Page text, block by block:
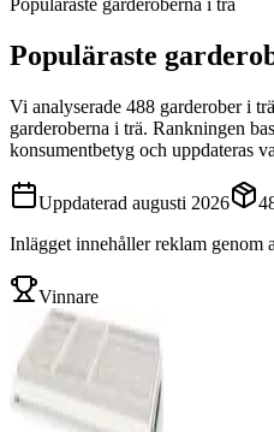
Populäraste
Vi analyserade 488 garderober i trä
garderoberna i trä. Rankningen
konsumentbetyg och uppdateras
Uppdaterad augusti 2026
Inlägget innehåller reklam genom
Vinnare